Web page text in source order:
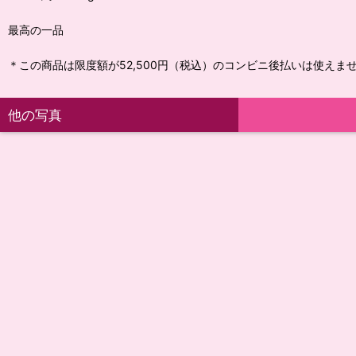
最高の一品
＊この商品は限度額が52,500円（税込）のコンビニ後払いは使えま
他の写真